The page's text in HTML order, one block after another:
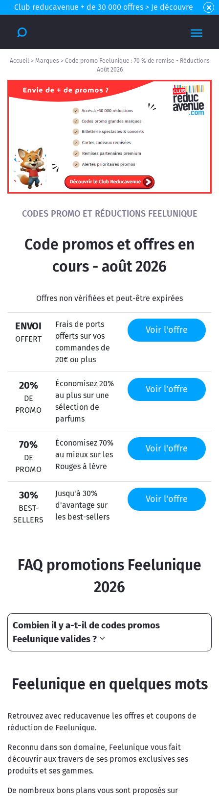
Club reducavenue + de 30 000 offres > Je découvre
Accueil > Marques > Code promo Feelunique : 70 % de remise - Réductions
Août 2026
CODES PROMO ET RÉDUCTIONS FEELUNIQUE
Code promos et offres en
cours - août 2026
Offres non vérifiées et peut-être expirées
ENVOI
OFFERT
Frais de ports
offerts sur vos
commandes de
20€ ou plus
Voir l'offre
20%
DE
PROMO
Économisez 20%
au plus sur une
sélection de
parfums
Voir l'offre
70%
DE
PROMO
Économisez 70%
au mieux sur les
Rouges à lèvre
Voir l'offre
30%
BEST-
SELLERS
Jusqu'à 30%
d'avantage sur
les best-sellers
Voir l'offre
FAQ promotions Feelunique
2026
Combien il y a-t-il de codes promos
Feelunique valides ?
Feelunique en quelques mots
Retrouvez avec reducavenue les offres et coupons de
réduction de Feelunique.
Reconnu dans son domaine, Feelunique vous fait
découvrir aux travers de ses promos exclusives ses
produits et ses gammes.
De nombreux bons plans vous sont proposés sur